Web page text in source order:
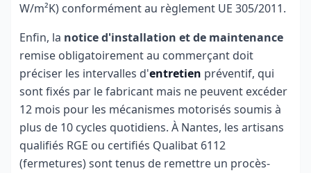
W/m²K) conformément au règlement UE 305/2011.
Enfin, la notice d'installation et de maintenance
remise obligatoirement au commerçant doit
préciser les intervalles d'entretien préventif, qui
sont fixés par le fabricant mais ne peuvent excéder
12 mois pour les mécanismes motorisés soumis à
plus de 10 cycles quotidiens. À Nantes, les artisans
qualifiés RGE ou certifiés Qualibat 6112
(fermetures) sont tenus de remettre un procès-